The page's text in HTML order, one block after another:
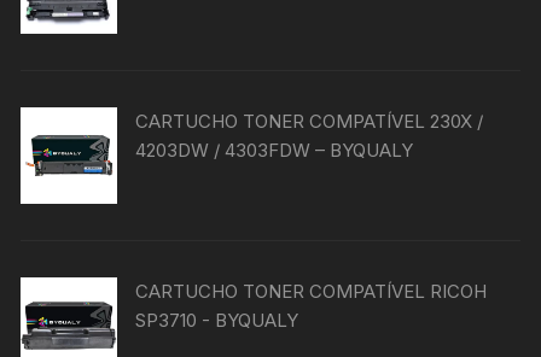
CARTUCHO TONER COMPATÍVEL 230X /
4203DW / 4303FDW – BYQUALY
CARTUCHO TONER COMPATÍVEL RICOH
SP3710 - BYQUALY